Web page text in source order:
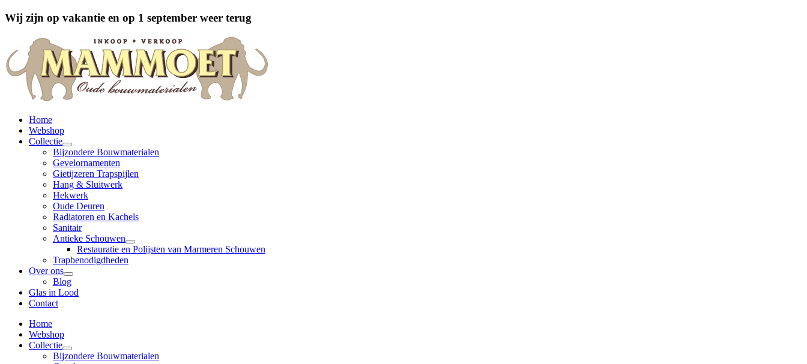
Wij zijn op vakantie en op 1 september weer terug
Home
Webshop
Collectie
Bijzondere Bouwmaterialen
Gevelornamenten
Gietijzeren Trapspijlen
Hang & Sluitwerk
Hekwerk
Oude Deuren
Radiatoren en Kachels
Sanitair
Antieke Schouwen
Restauratie en Polijsten van Marmeren Schouwen
Trapbenodigdheden
Over ons
Blog
Glas in Lood
Contact
Home
Webshop
Collectie
Bijzondere Bouwmaterialen